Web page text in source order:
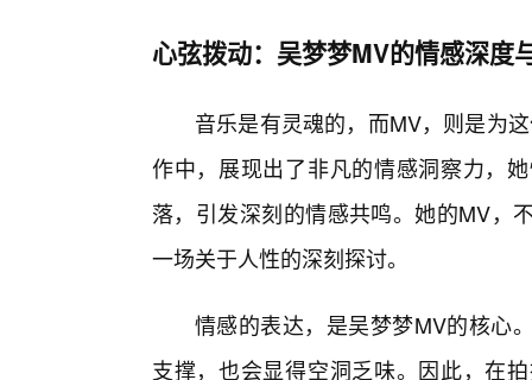
心弦拨动：吴梦梦MV的情感深度
音乐是有灵魂的，而MV，则是为
作中，展现出了非凡的情感洞察力，
落，引发深刻的情感共鸣。她的MV，
一场关于人性的深刻探讨。
情感的表达，是吴梦梦MV的核心
支撑，也会显得空洞乏味。因此，在